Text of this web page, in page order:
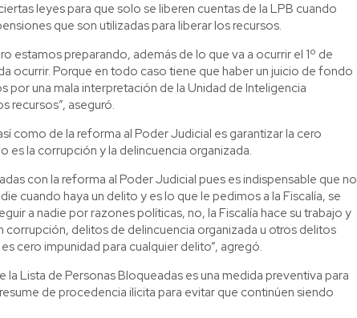
leyes para que solo se liberen cuentas de la LPB cuando
que son utilizadas para liberar los recursos.
estamos preparando, además de lo que va a ocurrir el 1º de
ocurrir. Porque en todo caso tiene que haber un juicio de fondo
una mala interpretación de la Unidad de Inteligencia
recursos”, aseguró.
como de la reforma al Poder Judicial es garantizar la cero
la corrupción y la delincuencia organizada.
con la reforma al Poder Judicial pues es indispensable que no
cuando haya un delito y es lo que le pedimos a la Fiscalía, se
a nadie por razones políticas, no, la Fiscalía hace su trabajo y
delitos de delincuencia organizada u otros delitos
cero impunidad para cualquier delito”, agregó.
la Lista de Personas Bloqueadas es una medida preventiva para
de procedencia ilícita para evitar que continúen siendo